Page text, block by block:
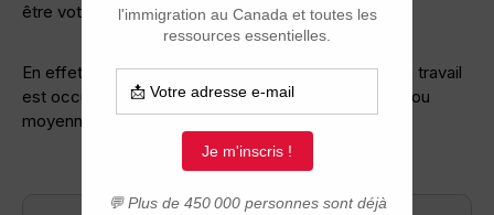
être votre propre patron ?
En effet, au Québec une bonne partie du marché du travail
est occupée par des PME, c'est à dire des petites ou
moyennes entreprises de moins de 50 personnes.